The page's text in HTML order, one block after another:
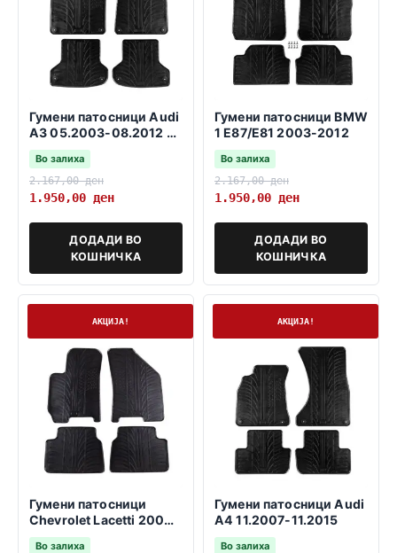
Гумени патосници Audi
A3 05.2003-08.2012 3
и 5 врати SB
Во залиха
2.167,00ден
1.950,00 ден
ДОДАДИ ВО
КОШНИЧКА
Гумени патосници BMW
1 E87/E81 2003-2012
Во залиха
2.167,00ден
1.950,00 ден
ДОДАДИ ВО
КОШНИЧКА
АКЦИЈА!
Гумени патосници
Chevrolet Lacetti 2004-
2010
Во залиха
АКЦИЈА!
Гумени патосници Audi
A4 11.2007-11.2015
Во залиха